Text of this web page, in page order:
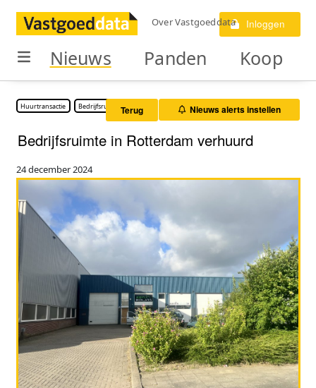
Over Vastgoeddata Inloggen
Nieuws Panden Koop
Huurtransactie Bedrijfsruimte Terug Nieuws alerts instellen
Bedrijfsruimte in Rotterdam verhuurd
24 december 2024